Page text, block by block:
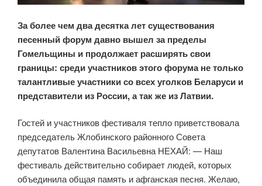
За более чем два десятка лет существования
песенный форум давно вышел за пределы
Гомельщины и продолжает расширять свои
границы: среди участников этого форума не только
талантливые участники со всех уголков Беларуси и
представители из России, а так же из Латвии.
Гостей и участников фестиваля тепло приветствовала
председатель Жлобинского районного Совета
депутатов Валентина Васильевна НЕХАЙ: — Наш
фестиваль действительно собирает людей, которых
объединила общая память и афганская песня. Желаю,